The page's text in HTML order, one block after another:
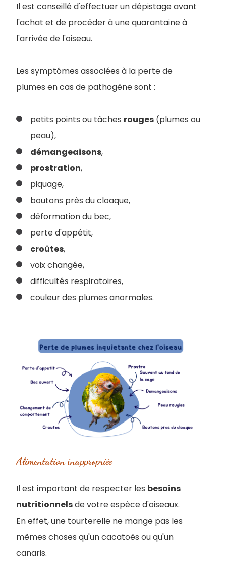
Il est conseillé d'effectuer un dépistage avant
l'achat et de procéder à une quarantaine à
l'arrivée de l'oiseau.
Les symptômes associées à la perte de
plumes en cas de pathogène sont :
petits points ou tâches rouges (plumes ou
peau),
démangeaisons,
prostration,
piquage,
boutons près du cloaque,
déformation du bec,
perte d'appétit,
croûtes,
voix changée,
difficultés respiratoires,
couleur des plumes anormales.
Alimentation inappropriée
Il est important de respecter les besoins
nutritionnelsde votre espèce d'oiseaux.
En effet, une tourterelle ne mange pas les
mêmes choses qu'un cacatoès ou qu'un
canaris.